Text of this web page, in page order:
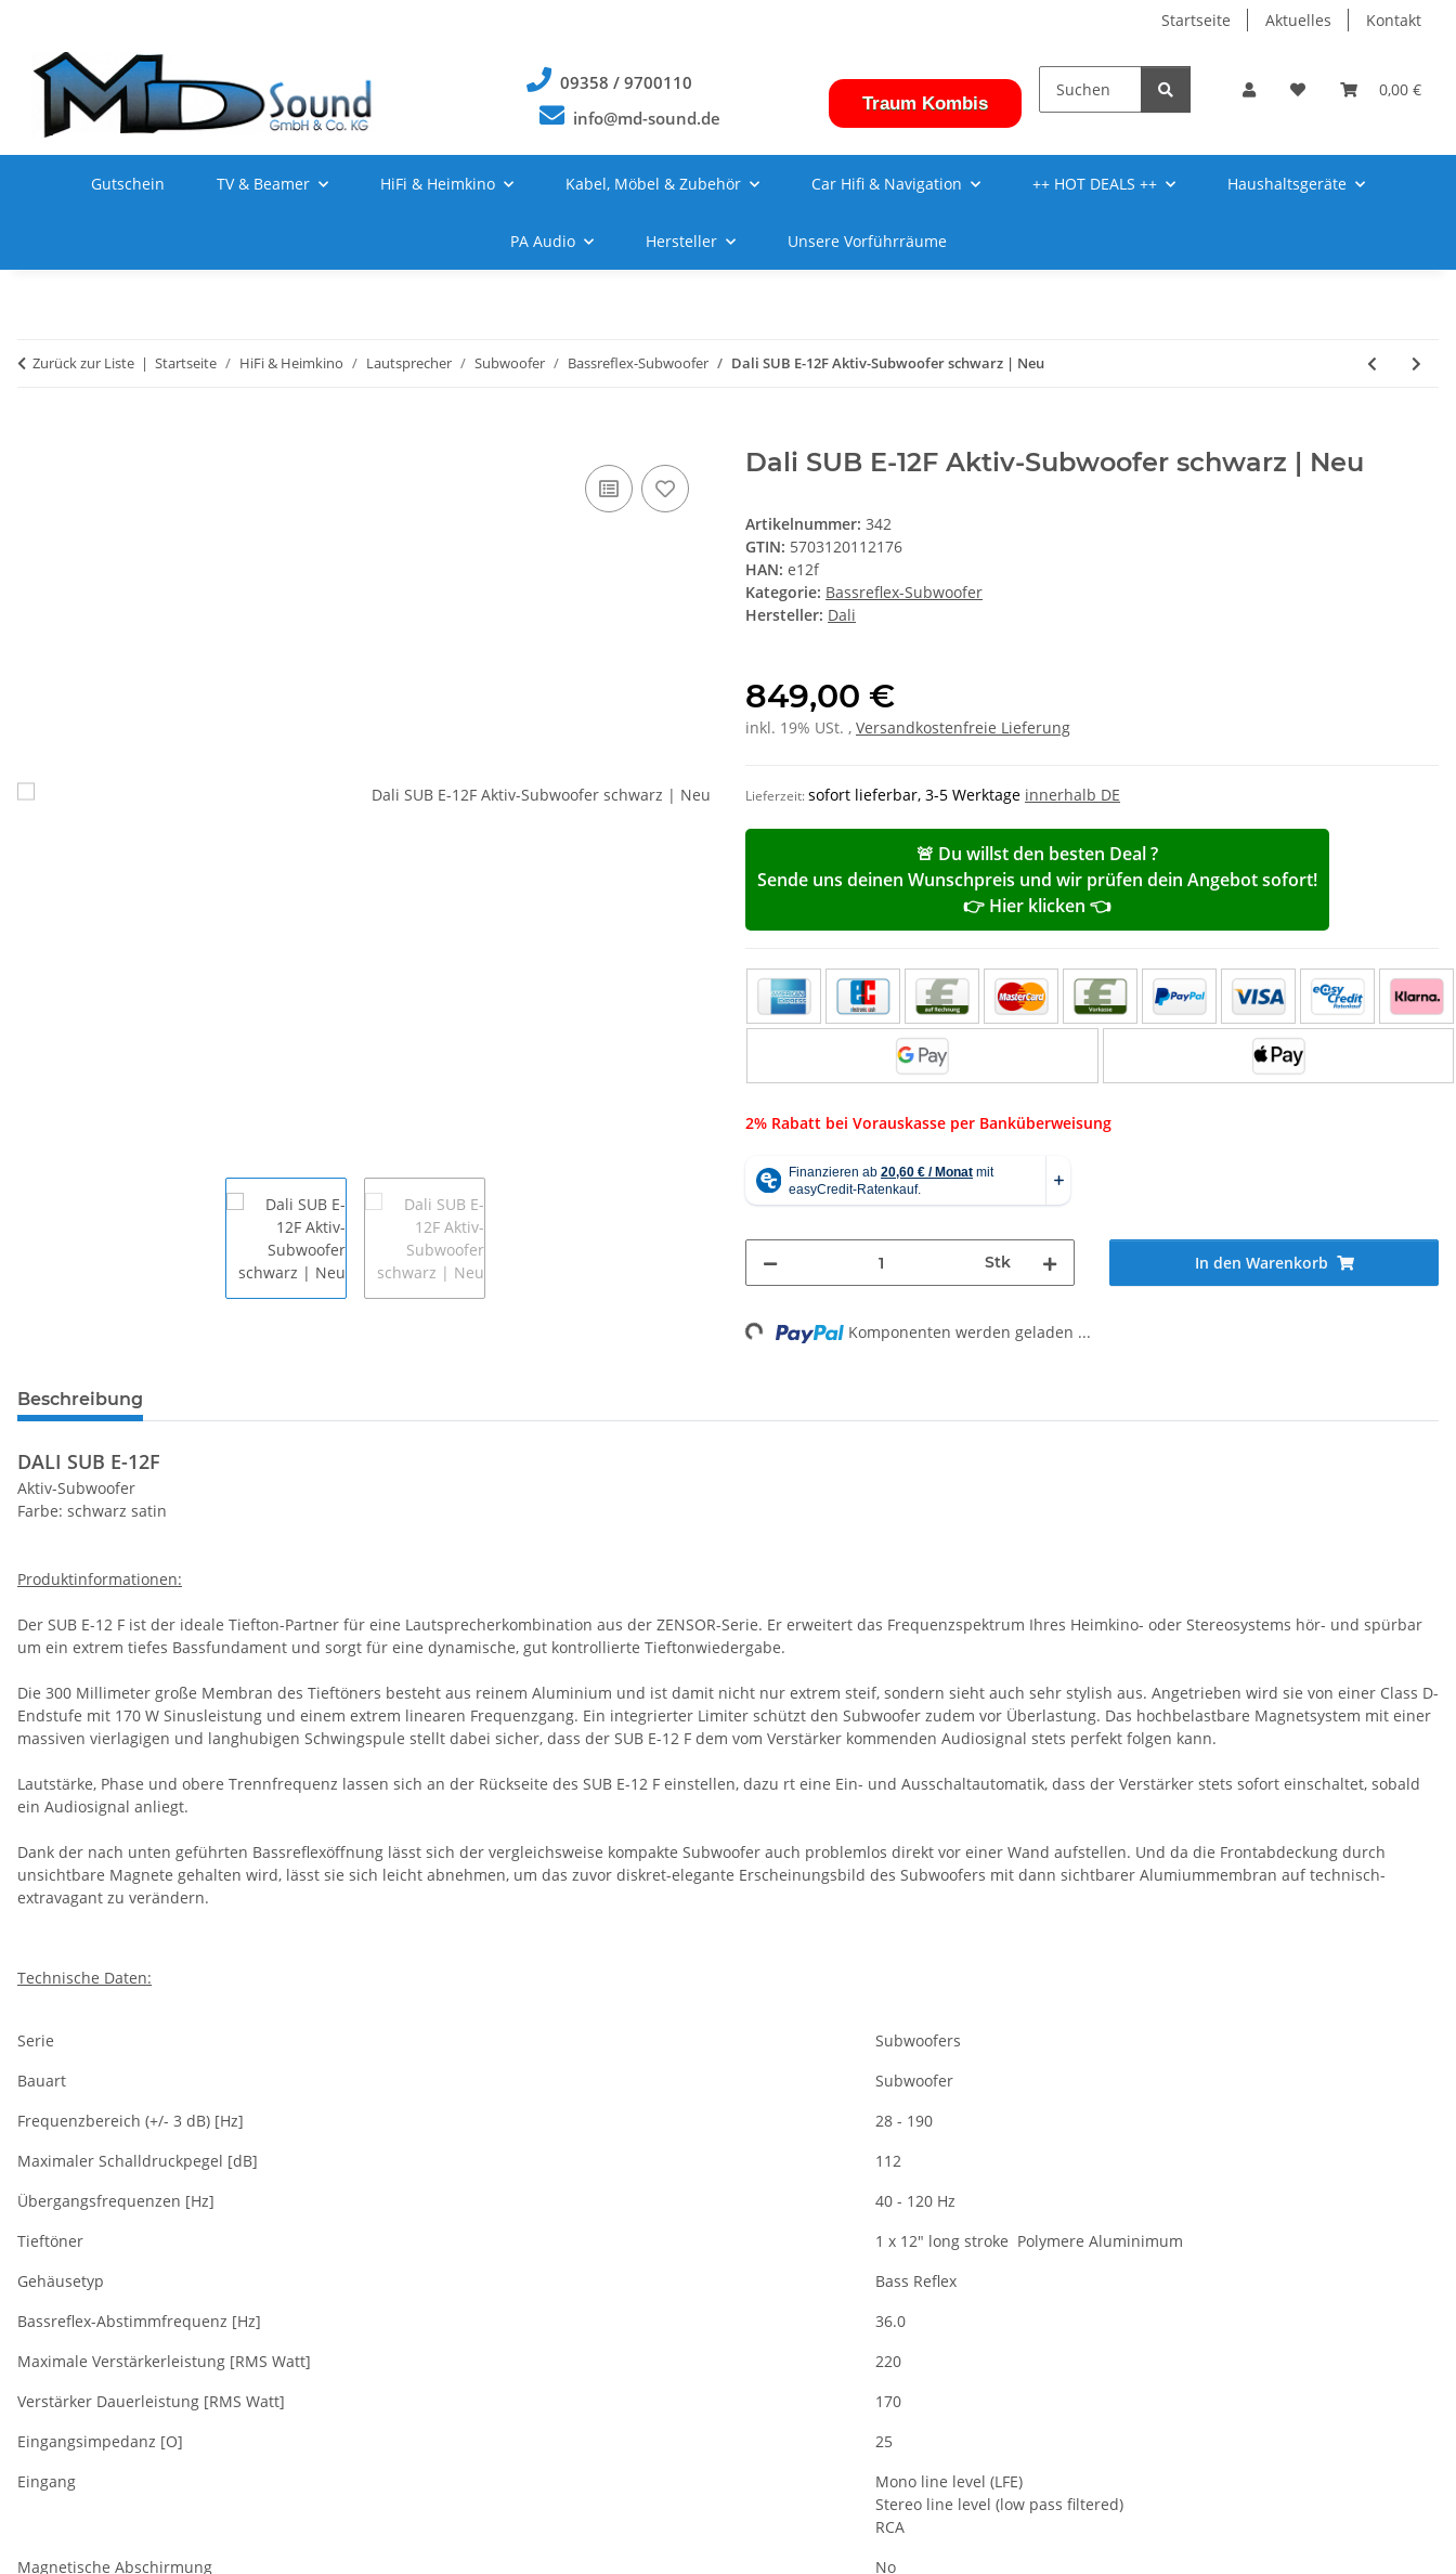
Startseite Aktuelles Kontakt
09358 / 9700110
info@md-sound.de
Traum Kombis
0,00 €
Gutschein TV & Beamer HiFi & Heimkino Kabel, Möbel & Zubehör Car Hifi & Navigation ++ HOT DEALS ++ Haushaltsgeräte
PA Audio Hersteller Unsere Vorführräume
Zurück zur Liste Startseite HiFi & Heimkino Lautsprecher Subwoofer Bassreflex-Subwoofer Dali SUB E-12F Aktiv-Subwoofer schwarz | Neu
Dali SUB E-12F Aktiv-Subwoofer schwarz | Neu
Artikelnummer: 342
GTIN: 5703120112176
HAN: e12f
Kategorie: Bassreflex-Subwoofer
Hersteller: Dali
849,00 €
inkl. 19% USt. , Versandkostenfreie Lieferung
Lieferzeit:sofort lieferbar, 3-5 Werktage innerhalb DE
🚨 Du willst den besten Deal ?
Sende uns deinen Wunschpreis und wir prüfen dein Angebot sofort!
👉 Hier klicken 👈
2% Rabatt bei Vorauskasse per Banküberweisung
Stk In den Warenkorb
Loading... Komponenten werden geladen ...
Beschreibung
DALI SUB E-12F
Aktiv-Subwoofer
Farbe: schwarz satin
Produktinformationen:
Der SUB E-12 F ist der ideale Tiefton-Partner für eine Lautsprecherkombination aus der ZENSOR-Serie. Er erweitert das Frequenzspektrum Ihres Heimkino- oder Stereosystems hör- und spürbar
um ein extrem tiefes Bassfundament und sorgt für eine dynamische, gut kontrollierte Tieftonwiedergabe.
Die 300 Millimeter große Membran des Tieftöners besteht aus reinem Aluminium und ist damit nicht nur extrem steif, sondern sieht auch sehr stylish aus. Angetrieben wird sie von einer Class D-
Endstufe mit 170 W Sinusleistung und einem extrem linearen Frequenzgang. Ein integrierter Limiter schützt den Subwoofer zudem vor Überlastung. Das hochbelastbare Magnetsystem mit einer
massiven vierlagigen und langhubigen Schwingspule stellt dabei sicher, dass der SUB E-12 F dem vom Verstärker kommenden Audiosignal stets perfekt folgen kann.
Lautstärke, Phase und obere Trennfrequenz lassen sich an der Rückseite des SUB E-12 F einstellen, dazu rt eine Ein- und Ausschaltautomatik, dass der Verstärker stets sofort einschaltet, sobald
ein Audiosignal anliegt.
Dank der nach unten geführten Bassreflexöffnung lässt sich der vergleichsweise kompakte Subwoofer auch problemlos direkt vor einer Wand aufstellen. Und da die Frontabdeckung durch
unsichtbare Magnete gehalten wird, lässt sie sich leicht abnehmen, um das zuvor diskret-elegante Erscheinungsbild des Subwoofers mit dann sichtbarer Alumiummembran auf technisch-
extravagant zu verändern.
Technische Daten:
Serie
Subwoofers
Bauart
Subwoofer
Frequenzbereich (+/- 3 dB) [Hz]
28 - 190
Maximaler Schalldruckpegel [dB]
112
Übergangsfrequenzen [Hz]
40 - 120 Hz
Tieftöner
1 x 12" long stroke Polymere Aluminimum
Gehäusetyp
Bass Reflex
Bassreflex-Abstimmfrequenz [Hz]
36.0
Maximale Verstärkerleistung [RMS Watt]
220
Verstärker Dauerleistung [RMS Watt]
170
Eingangsimpedanz [O]
25
Eingang
Mono line level (LFE)
Stereo line level (low pass filtered)
RCA
Magnetische Abschirmung
No